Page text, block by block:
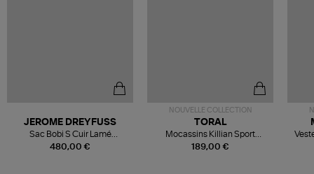
480,00 €
JEROME DREYFUSS
Sac Bobi S Cuir Lamé
Champagne
NOUVELLE COLLECTION
189,00 €
TORAL
Mocassins Killian Sport
Mousse